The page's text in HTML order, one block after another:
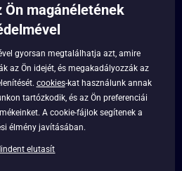
Ön magánéletének
gyorsan megtalálhatja azt, amire
az Ön idejét, és megakadályozzák az
cookies-kat használunk annak
tartózkodik, és az Ön preferenciái
A cookie-fájlok segítenek a
élmény javításában.
elutasít